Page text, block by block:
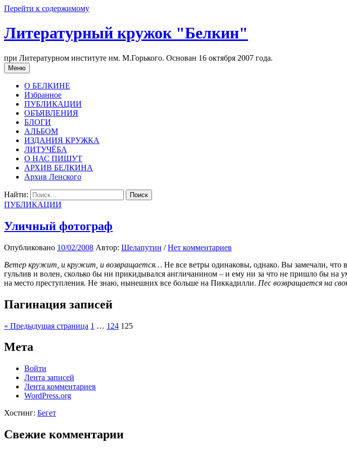
Перейти к содержимому
Литературный кружок "Белкин"
при Литературном институте им. М.Горького. Основан 16 октября 2007 года.
Меню
О БЕЛКИНЕ
Избранное
ПУБЛИКАЦИИ
ОБЪЯВЛЕНИЯ
БЛОГИ
АЛЬБОМ
ИЗДАНИЯ КРУЖКА
ЛИТУЧЁБА
О НАС ПИШУТ
АРХИВ БЕЛКИНА
Архив Ленского
Найти:
ПУБЛИКАЦИИ
Уличный фотограф
Опубликовано 10/02/2008 Автор: Шелапутин /Нет комментариев
Ветер кружит, и кружит, и возвращается… Не все ветры одинаковы, однако. Вы замечали, что
гульлив и волен, сколько бы ни прикидывался англичанином – и ему ни за что не пришло бы на
на место преступления. Не знаю, нынешних все больше на Пиккадилли. Пес возвращается на
Пагинация записей
« Предыдущая страница 1 … 124 125
Мета
Войти
Лента записей
Лента комментариев
WordPress.org
Хостинг: Бегет
Свежие комментарии